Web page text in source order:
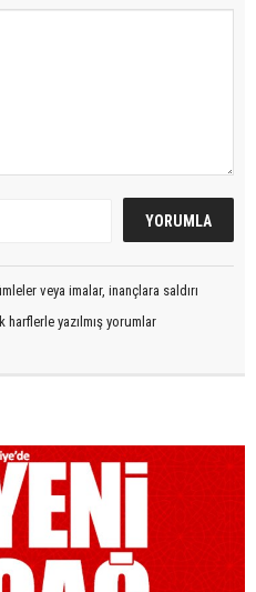
veya imalar, inançlara saldırı
yazılmış yorumlar